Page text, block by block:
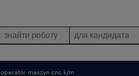
знайти роботу для кандидата
operator maszyn cnc k/m